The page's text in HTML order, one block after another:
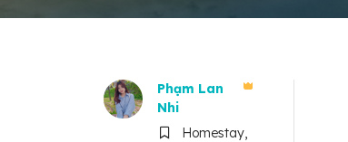
Phạm Lan
Nhi
Homestay,